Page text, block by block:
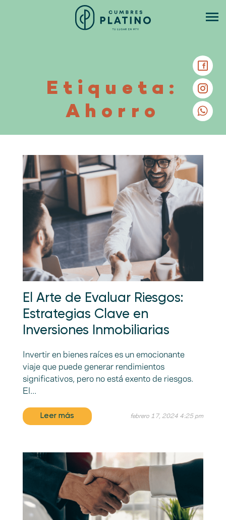
Etiqueta:
Ahorro
El Arte de Evaluar Riesgos:
Estrategias Clave en
Inversiones Inmobiliarias
Invertir en bienes raíces es un emocionante
viaje que puede generar rendimientos
significativos, pero no está exento de riesgos.
El...
Leer más febrero 17, 2024 4:25 pm